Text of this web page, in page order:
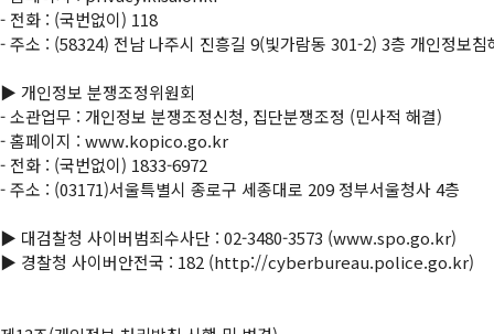
- 전화 : (국번없이) 118
- 주소 : (58324) 전남 나주시 진흥길 9(빛가람동 301-2) 3층 개인정보침
▶ 개인정보 분쟁조정위원회
- 소관업무 : 개인정보 분쟁조정신청, 집단분쟁조정 (민사적 해결)
- 홈페이지 : www.kopico.go.kr
- 전화 : (국번없이) 1833-6972
- 주소 : (03171)서울특별시 종로구 세종대로 209 정부서울청사 4층
▶ 대검찰청 사이버범죄수사단 : 02-3480-3573 (www.spo.go.kr)
▶ 경찰청 사이버안전국 : 182 (http://cyberbureau.police.go.kr)